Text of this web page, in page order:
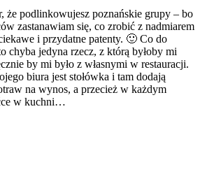
że podlinkowujesz poznańskie grupy – bo
zastanawiam się, co zrobić z nadmiarem
i przydatne patenty. 🙂 Co do
chyba jedyna rzecz, z którą byłoby mi
by mi było z własnymi w restauracji.
biura jest stołówka i tam dodają
na wynos, a przecież w każdym
w kuchni…